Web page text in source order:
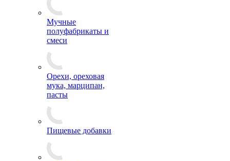
Мучные
полуфабрикаты и
смеси
Орехи, ореховая
мука, марципан,
пасты
Пищевые добавки